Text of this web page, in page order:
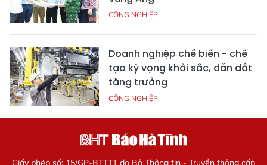
CÔNG NGHIỆP
Doanh nghiệp chế biến - chế
tạo kỳ vọng khởi sắc, dẫn dắt
tăng trưởng
CÔNG NGHIỆP
Giấy phép số: 15/GP-BTTTT do Bộ Thông tin - Truyền thông cấp